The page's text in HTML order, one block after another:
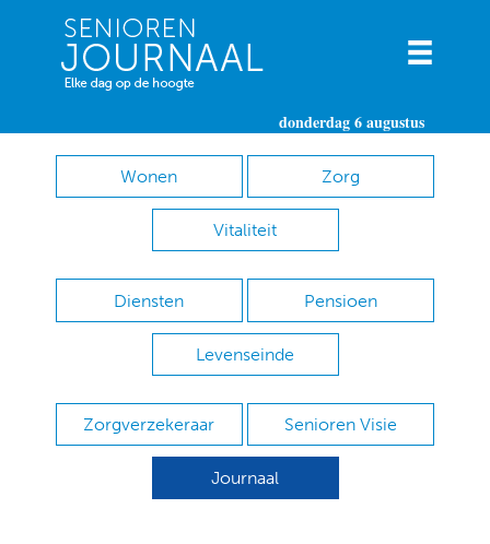
donderdag 6 augustus
Wonen Zorg
Vitaliteit
Diensten Pensioen
Levenseinde
Zorgverzekeraar Senioren Visie
Journaal